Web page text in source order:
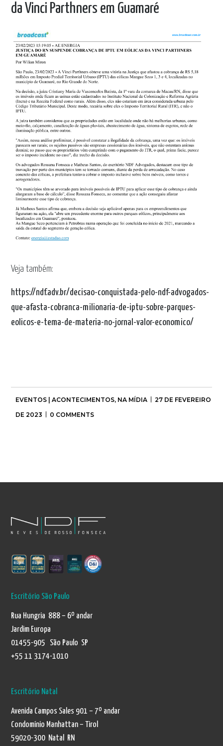
da Vinci Parthners em Guamaré
Veja também:
https://ndf.adv.br/decisao-conquistada-pelo-ndf-advogados-
que-afasta-cobranca-milionaria-de-iptu-sobre-parques-
eolicos-e-tema-de-materia-no-jornal-valor-economico/
EVENTOS | ACONTECIMENTOS, NA MÍDIA
27 DE FEVEREIRO
DE 2023
0 COMMENTS
Escritório São Paulo
Rua Hungria 888 – 6º andar
Jardim Europa
01455-905 São Paulo SP
+55 11 3174-1010
Escritório Natal
Avenida Campos Sales 901 – 7º andar
Condomínio Manhattan – Tirol
59020-300 Natal RN